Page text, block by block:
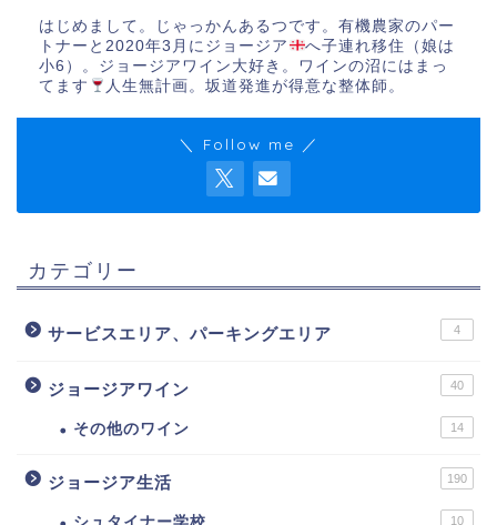
はじめまして。じゃっかんあるつです。有機農家のパー
トナーと2020年3月にジョージア
へ子連れ移住（娘は
小6）。ジョージアワイン大好き。ワインの沼にはまっ
てます
人生無計画。坂道発進が得意な整体師。
＼ Follow me ／
カテゴリー
サービスエリア、パーキングエリア 4
ジョージアワイン 40
その他のワイン 14
ジョージア生活 190
10